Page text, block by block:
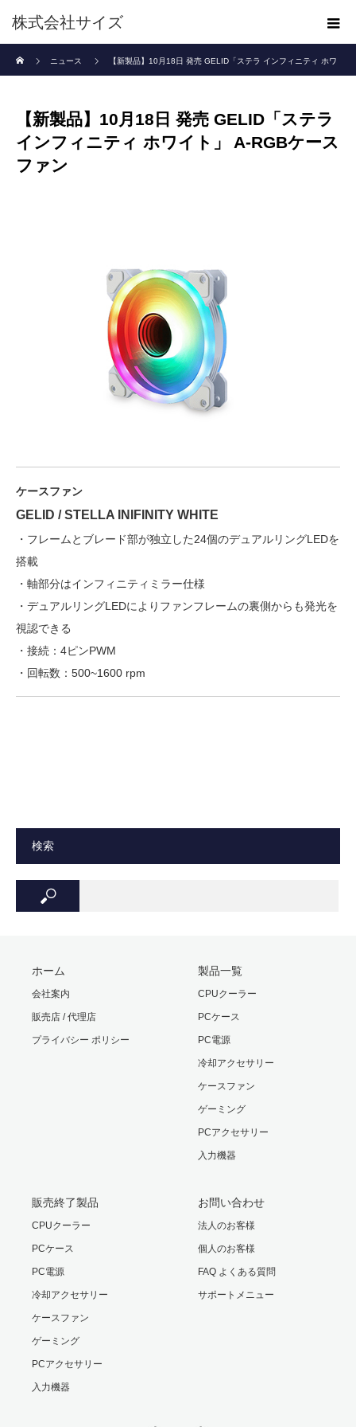
株式会社サイズ
ニュース
【新製品】10月18日 発売 GELID「ステラ インフィニティ ホワ
【新製品】10月18日 発売 GELID「ステラ
インフィニティ ホワイト」 A-RGBケース
ファン
ケースファン
GELID / STELLA INIFINITY WHITE
・フレームとブレード部が独立した24個のデュアルリングLEDを
搭載
・軸部分はインフィニティミラー仕様
・デュアルリングLEDによりファンフレームの裏側からも発光を
視認できる
・接続：4ピンPWM
・回転数：500~1600 rpm
検索
ホーム
会社案内
販売店 / 代理店
プライバシー ポリシー
製品一覧
CPUクーラー
PCケース
PC電源
冷却アクセサリー
ケースファン
ゲーミング
PCアクセサリー
入力機器
販売終了製品
CPUクーラー
PCケース
PC電源
冷却アクセサリー
ケースファン
ゲーミング
PCアクセサリー
入力機器
お問い合わせ
法人のお客様
個人のお客様
FAQ よくある質問
サポートメニュー